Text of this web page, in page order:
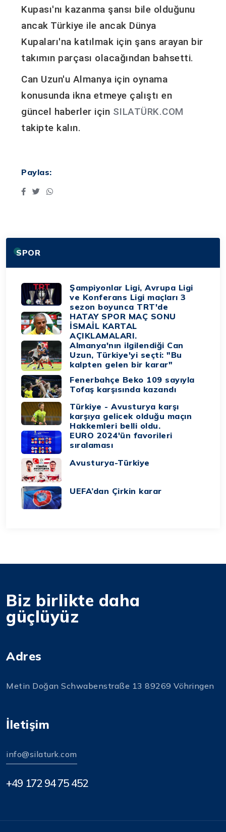
Kupası'nı kazanma şansı bile olduğunu
ancak Türkiye ile ancak Dünya
Kupaları'na katılmak için şans arayan bir
takımın parçası olacağından bahsetti.
Can Uzun'u Almanya için oynama
konusunda ikna etmeye çalıştı en
güncel haberler için SILATÜRK.COM
takipte kalın.
Paylas:
SPOR
Şampiyonlar Ligi, Avrupa Ligi
ve Konferans Ligi maçları 3
sezon boyunca TRT'de
HATAY SPOR MAÇ SONU
İSMAİL KARTAL
AÇIKLAMALARI.
Almanya'nın ilgilendiği Can
Uzun, Türkiye'yi seçti: "Bu
kalpten gelen bir karar"
Fenerbahçe Beko 109 sayıyla
Tofaş karşısında kazandı
Türkiye - Avusturya karşı
karşıya gelicek olduğu maçın
Hakkemleri belli oldu.
EURO 2024'ün favorileri
sıralaması
Avusturya-Türkiye
UEFA’dan Çirkin karar
Biz birlikte daha
güçlüyüz
Adres
Metin Doğan Schwabenstraße 13 89269 Vöhringen
İletişim
info@silaturk.com
+49 172 94 75 452